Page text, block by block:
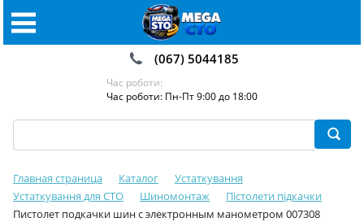
(067) 5044185
Час роботи:
Час роботи: Пн-Пт 9:00 до 18:00
Главная страница Каталог
Устаткування
Устаткування для СТО
Шиномонтаж
Пістолети підкачки
Пистолет подкачки шин с электронным манометром 007308